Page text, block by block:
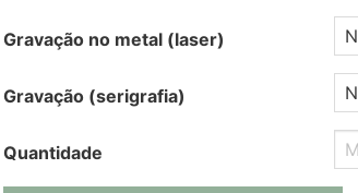
Gravação no metal (laser)
Gravação (serigrafia)
Quantidade